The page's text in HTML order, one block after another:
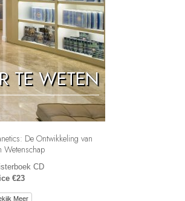
van Emoties
voor het Drugsprobleem
bij het Dagelijks Werk
Condities
van Onderdrukking
van Organiseren
TE WETEN
De Ontwikkeling van
Wetenschap
CD
€23
Meer